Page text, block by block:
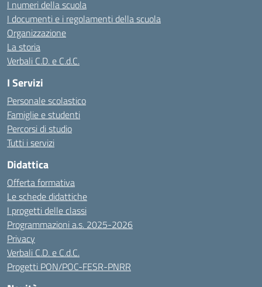
I numeri della scuola
I documenti e i regolamenti della scuola
Organizzazione
La storia
Verbali C.D. e C.d.C.
I Servizi
Personale scolastico
Famiglie e studenti
Percorsi di studio
Tutti i servizi
Didattica
Offerta formativa
Le schede didattiche
I progetti delle classi
Programmazioni a.s. 2025-2026
Privacy
Verbali C.D. e C.d.C.
Progetti PON/POC-FESR-PNRR